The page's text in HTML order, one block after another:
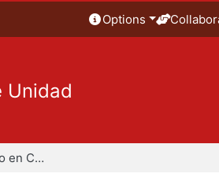
Options
Unidad
Maestría y Doctorado en Ciencias Económicas